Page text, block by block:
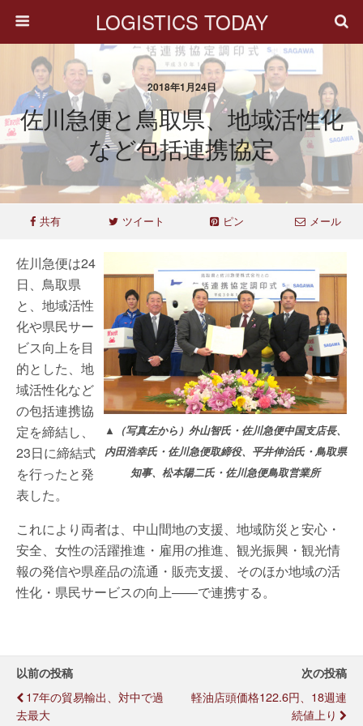
LOGISTICS TODAY
2018年1月24日
佐川急便と鳥取県、地域活性化
など包括連携協定
共有 ツイート ピン メール
▲（写真左から）外山智氏・佐川急便中国支店長、
内田浩幸氏・佐川急便取締役、平井伸治氏・鳥取県
知事、松本陽二氏・佐川急便鳥取営業所
佐川急便は24
日、鳥取県
と、地域活性
化や県民サー
ビス向上を目
的とした、地
域活性化など
の包括連携協
定を締結し、
23日に締結式
を行ったと発
表した。
これにより両者は、中山間地の支援、地域防災と安心・
安全、女性の活躍推進・雇用の推進、観光振興・観光情
報の発信や県産品の流通・販売支援、そのほか地域の活
性化・県民サービスの向上――で連携する。
以前の投稿
17年の貿易輸出、対中で過
去最大
次の投稿
軽油店頭価格122.6円、18週連
続値上り